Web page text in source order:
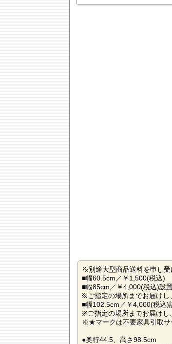
※別途大型商品送料を申し受
■幅60.5cm／￥1,500(税込)
■幅85cm／￥4,000(税込)設
※ご指定の場所までお届けし
■幅102.5cm／￥4,000(税込)
※ご指定の場所までお届けし
※★マークは不要家具引取サ
●奥行44.5、高さ98.5cm